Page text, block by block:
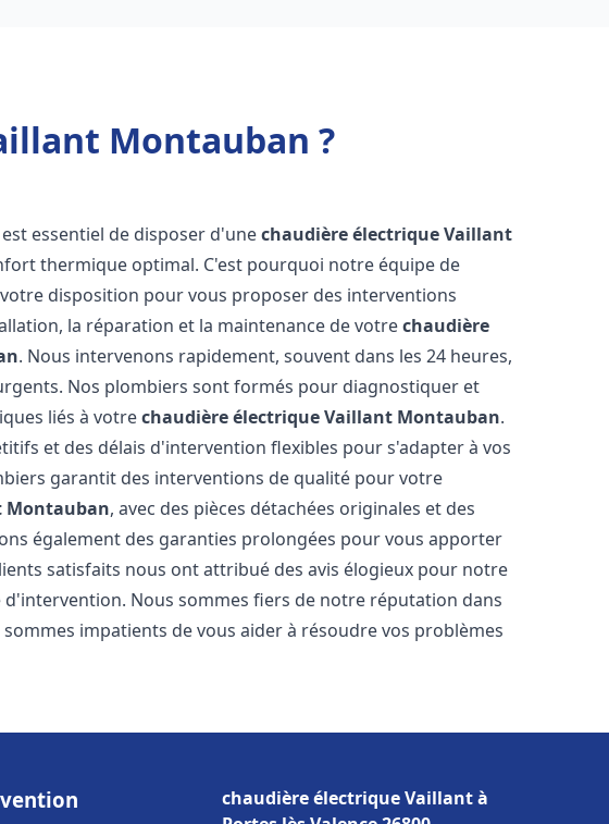
Montauban ?
est essentiel de disposer d'unechaudière électrique Vaillant
thermique optimal. C'est pourquoi notre équipe de
disposition pour vous proposer des interventions
la réparation et la maintenance de votrechaudière
. Nous intervenons rapidement, souvent dans les 24 heures,
Nos plombiers sont formés pour diagnostiquer et
liés à votrechaudière électrique Vaillant Montauban.
et des délais d'intervention flexibles pour s'adapter à vos
garantit des interventions de qualité pour votre
Montauban, avec des pièces détachées originales et des
également des garanties prolongées pour vous apporter
satisfaits nous ont attribué des avis élogieux pour notre
Nous sommes fiers de notre réputation dans
impatients de vous aider à résoudre vos problèmes
chaudière électrique Vaillant à